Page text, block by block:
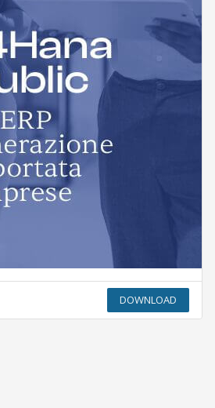
DOWNLOAD